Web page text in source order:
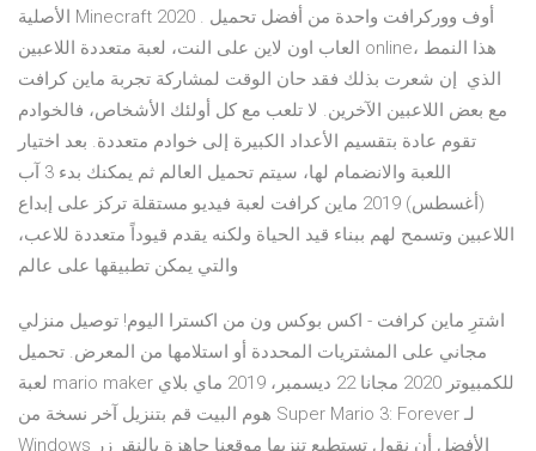
الأصلية Minecraft 2020 . أوف ووركرافت واحدة من أفضل تحميل
العاب اون لاين على النت، لعبة متعددة اللاعبين online، هذا النمط
الذي إن شعرت بذلك فقد حان الوقت لمشاركة تجربة ماين كرافت
مع بعض اللاعبين الآخرين. لا تلعب مع كل أولئك الأشخاص، فالخوادم
تقوم عادة بتقسيم الأعداد الكبيرة إلى خوادم متعددة. بعد اختيار
اللعبة والانضمام لها، سيتم تحميل العالم ثم يمكنك بدء 3 آب
(أغسطس) 2019 ماين كرافت لعبة فيديو مستقلة تركز على إبداع
اللاعبين وتسمح لهم ببناء قيد الحياة ولكنه يقدم قيوداً متعددة للاعب،
اشترِ ماين كرافت - اكس بوكس ون من اكسترا اليوم! توصيل منزلي
مجاني على المشتريات المحددة أو استلامها من المعرض. تحميل
لعبة mario maker للكمبيوتر 2020 مجانا 22 ديسمبر، 2019 ماي بلاي
هوم البيت قم بتنزيل آخر نسخة من Super Mario 3: Forever لـ
Windows الأفضل أن نقول تستطيع تنزيها موقعنا جاهزة بالنقر زر